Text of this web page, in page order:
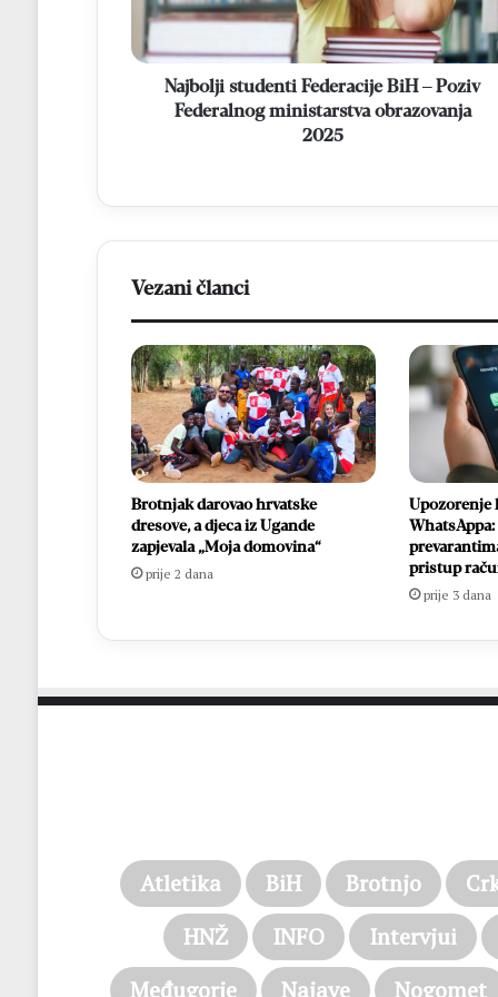
Federalnog
ministarstva
obrazovanja
Najbolji studenti Federacije BiH – Poziv
Federalnog ministarstva obrazovanja
2025
Vezani članci
Brotnjak darovao hrvatske
dresove, a djeca iz Ugande
zapjevala „Moja domovina“
prije 2 dana
Upozorenje
pristup
prije 3 dana
Atletika BiH Brotnjo
HNŽ
INFO Intervjui
Međugorje
Najave Nogomet